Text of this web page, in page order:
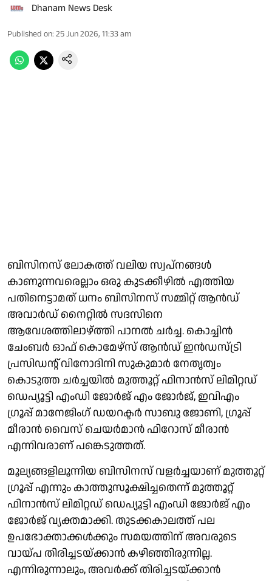
Dhanam News Desk
Published on: 25 Jun 2026, 11:33 am
ബിസിനസ് ലോകത്ത് വലിയ സ്വപ്‌നങ്ങള്‍
കാണുന്നവരെല്ലാം ഒരു കുടക്കീഴിൽ എത്തിയ
പതിനെട്ടാമത് ധനം ബിസിനസ് സമ്മിറ്റ് ആന്‍ഡ്
അവാര്‍ഡ് നൈറ്റില്‍ സദസിനെ
ആവേശത്തിലാഴ്ത്തി പാനല്‍ ചര്‍ച്ച. കൊച്ചിന്‍
ചേംബര്‍ ഓഫ് കൊമേഴ്‌സ് ആന്‍ഡ് ഇന്‍ഡസ്ട്രി
പ്രസിഡന്റ് വിനോദിനി സുകുമാര്‍ നേതൃത്വം
കൊടുത്ത ചര്‍ച്ചയില്‍ മുത്തൂറ്റ് ഫിനാന്‍സ് ലിമിറ്റഡ്
ഡെപ്യൂട്ടി എംഡി ജോര്‍ജ് എം ജോര്‍ജ്, ഇവിഎം
ഗ്രൂപ്പ് മാനേജിംഗ് ഡയറക്ടര്‍ സാബു ജോണി, ഗ്രൂപ്പ്
മീരാന്‍ വൈസ് ചെയര്‍മാന്‍ ഫിറോസ് മീരാന്‍
എന്നിവരാണ് പങ്കെടുത്തത്.
മൂല്യങ്ങളിലൂന്നിയ ബിസിനസ് വളര്‍ച്ചയാണ് മുത്തൂറ്റ്
ഗ്രൂപ്പ് എന്നും കാത്തുസൂക്ഷിച്ചതെന്ന് മുത്തൂറ്റ്
ഫിനാന്‍സ് ലിമിറ്റഡ് ഡെപ്യൂട്ടി എംഡി ജോര്‍ജ് എം
ജോര്‍ജ് വ്യക്തമാക്കി. തുടക്കകാലത്ത് പല
ഉപഭോക്താക്കള്‍ക്കും സമയത്തിന് അവരുടെ
വായ്പ തിരിച്ചടയ്ക്കാന്‍ കഴിഞ്ഞിരുന്നില്ല.
എന്നിരുന്നാലും, അവര്‍ക്ക് തിരിച്ചടയ്ക്കാന്‍